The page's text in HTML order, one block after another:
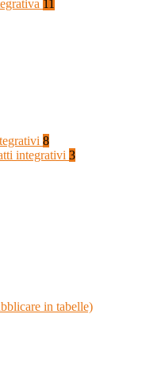
11
8
integrativi 3
in tabelle)